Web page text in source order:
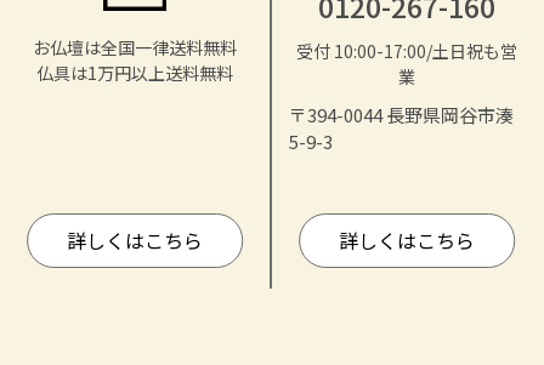
お仏壇は全国一律送料無料
仏具は1万円以上送料無料
詳しくはこちら
受付 10:00-17:00/土日祝も営
業
〒394-0044 長野県岡谷市湊
5-9-3
詳しくはこちら